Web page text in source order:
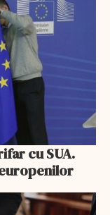
cu SUA.